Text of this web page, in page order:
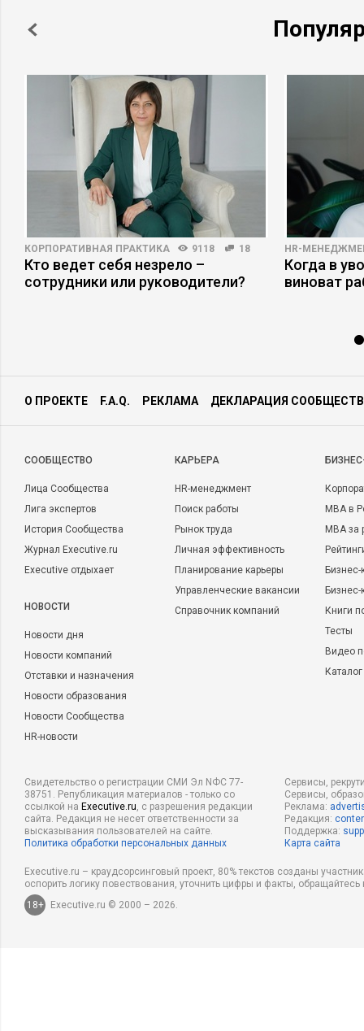
КОРПОРАТИВНАЯ ПРАКТИКА 9118 18
Кто ведет себя незрело –
сотрудники или руководители?
HR-
Когда в
виноват
О ПРОЕКТЕ F.A.Q. РЕКЛАМА ДЕКЛАРАЦИЯ
CООБЩЕСТВО
Лица Сообщества
Лига экспертов
История Сообщества
Журнал Executive.ru
Executive отдыхает
НОВОСТИ
Новости дня
Новости компаний
Отставки и назначения
Новости образования
Новости Сообщества
HR-новости
КАРЬЕРА
HR-менеджмент
Поиск работы
Рынок труда
Личная эффективность
Планирование карьеры
Управленческие вакансии
Справочник компаний
MBA в
MBA
Бизнес-
Книги
Тесты
Видео
Свидетельство о регистрации СМИ Эл NФС 77-
38751. Републикация материалов - только со
ссылкой на Executive.ru, с разрешения редакции
сайта. Редакция не несет ответственности за
высказывания пользователей на сайте.
Политика обработки персональных данных
Сервисы,
Сервисы,
Реклама:
Редакция:
Поддержка:
Карта сайта
Executive.ru – краудсорсинговый проект, 80% текстов созданы
оспорить логику повествования, уточнить цифры и факты,
18+
Executive.ru © 2000 – 2026.